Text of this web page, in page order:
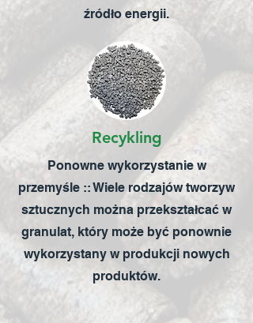
źródło energii.
Recykling
Ponowne wykorzystanie w
przemyśle :: Wiele rodzajów tworzyw
sztucznych można przekształcać w
granulat, który może być ponownie
wykorzystany w produkcji nowych
produktów.